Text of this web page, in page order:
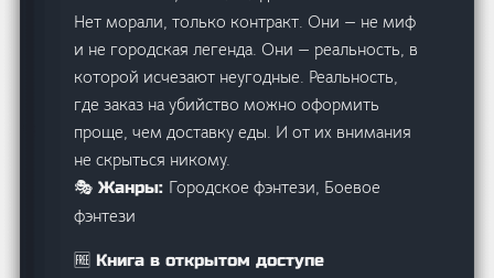
Нет морали, только контракт. Они — не миф
и не городская легенда. Они — реальность, в
которой исчезают неугодные. Реальность,
где заказ на убийство можно оформить
проще, чем доставку еды. И от их внимания
не скрыться никому.
🎭 Жанры: Городское фэнтези, Боевое
фэнтези
🆓 Книга в открытом доступе